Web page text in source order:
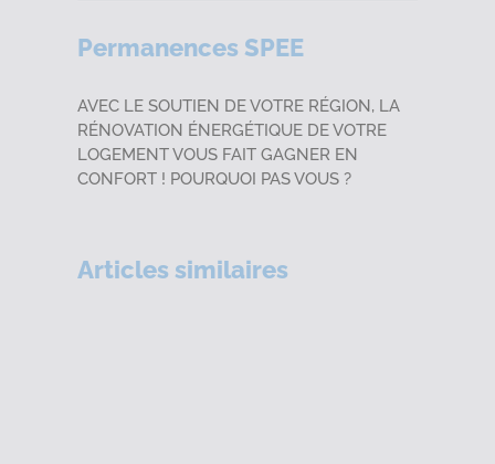
Permanences SPEE
AVEC LE SOUTIEN DE VOTRE RÉGION, LA
RÉNOVATION ÉNERGÉTIQUE DE VOTRE
LOGEMENT VOUS FAIT GAGNER EN
CONFORT ! POURQUOI PAS VOUS ?
Articles similaires